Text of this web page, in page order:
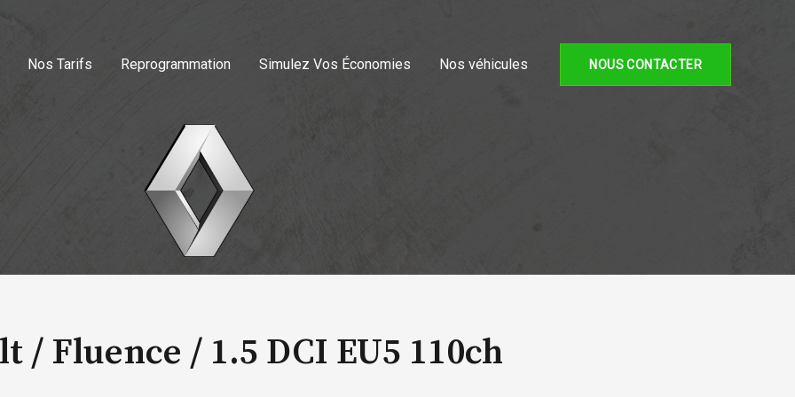
Nos Tarifs Reprogrammation Simulez Vos Économies Nos véhicules NOUS CONTACTER
/ Fluence / 1.5 DCI EU5 110ch